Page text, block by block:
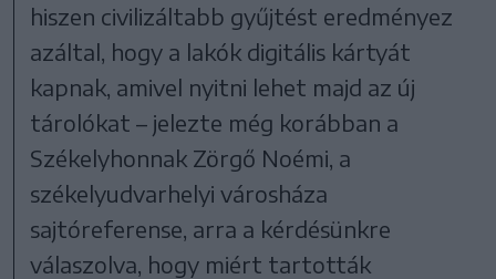
hiszen civilizáltabb gyűjtést eredményez
azáltal, hogy a lakók digitális kártyát
kapnak, amivel nyitni lehet majd az új
tárolókat – jelezte még korábban a
Székelyhonnak Zörgő Noémi, a
székelyudvarhelyi városháza
sajtóreferense, arra a kérdésünkre
válaszolva, hogy miért tartották